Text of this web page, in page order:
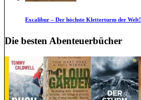
Excalibur – Der höchste Kletterturm der Welt!
Die besten Abenteuerbücher